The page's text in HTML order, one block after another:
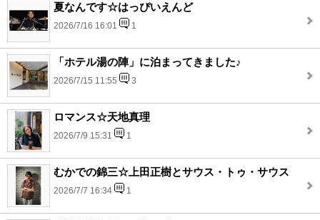
夏なんです☆はっぴいえんど
2026/7/16 16:01 1
「ホテル湯の陣」に泊まってきました♪
2026/7/15 11:55 3
ロマンス☆天地真理
2026/7/9 15:31 1
むかでの錦三☆上田正樹とサウス・トゥ・サウス
2026/7/7 16:34 1